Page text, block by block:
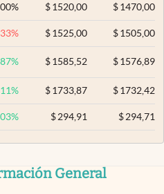
% $ 1520,00 $1470,00
% $ 1525,00 $1505,00
% $ 1585,52 $1576,89
% $ 1733,87 $1732,42
% $ 294,91 $294,71
General